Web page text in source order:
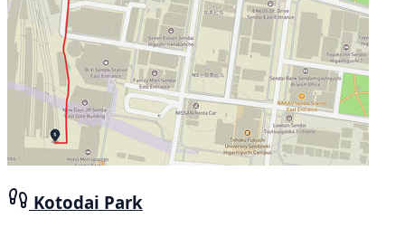
Kotodai Park